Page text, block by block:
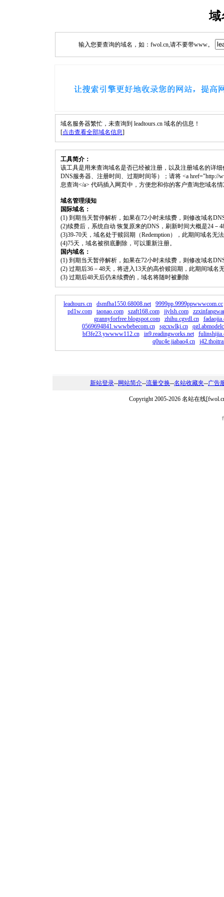
域
输入您要查询的域名，如：fwol.cn,请不要带www。
域名服务器繁忙，未查询到 leadtours.cn 域名的信息！
[点击查看全部域名信息]
工具简介：
该工具是用来查询域名是否已经被注册，以及注册域名的详
DNS服务器、注册时间、过期时间等）；请将 <a href="http://
息查询</a> 代码插入网页中，方便您和你的客户查询您域名
域名管理须知
国际域名：
(1) 到期当天暂停解析，如果在72小时未续费，则修改域名
(2)续费后，系统自动 恢复原来的DNS，刷新时间大概是24－
(3)39-70天，域名处于赎回期（Redemption），此期间域名无
(4)75天，域名被彻底删除，可以重新注册。
国内域名：
(1) 到期当天暂停解析，如果在72小时未续费，则修改域名
(2) 过期后36－48天，将进入13天的高价赎回期，此期间域名
(3) 过期后48天后仍未续费的，域名将随时被删除
leadtours.cn dsmfha1550.68008.net
9999pp.9999ppwwwcom.cc
pd1w.com
taonao.com szaft168.com jjylsh.com
grannyforfree.blogspot.com
zhihu.cgvdl.cn
0569694841.wwwbebecom.cn
sgcxwlkj.cn
bf3fe23.ywwww112.cn
in9.readingworks.net
q0uc4e.jiabao4.cn
新站登录--网站简介--流量交换--名站收藏夹--广告
Copyright 2005-2026 名站在线